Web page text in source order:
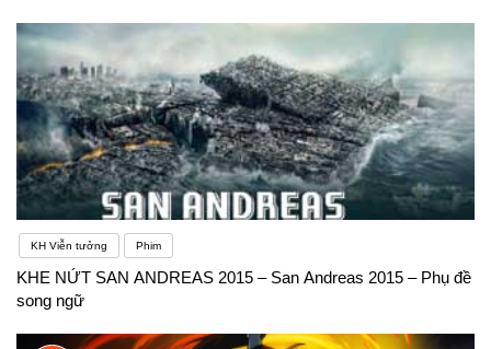
KH Viễn tưởng Phim
KHE NỨT SAN ANDREAS 2015 – San Andreas 2015 – Phụ đề
song ngữ